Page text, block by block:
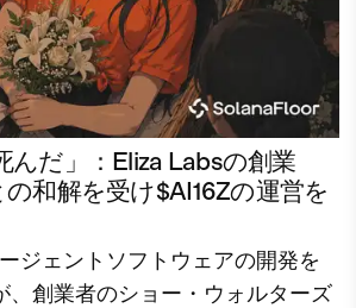
んだ」：Eliza Labsの創業
和解を受け$AI16Zの運営を
ジェントソフトウェアの開発を
、創業者のショー・ウォルターズ